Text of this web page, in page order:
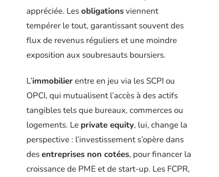
appréciée. Lesobligationsviennent
tempérer le tout, garantissant souvent des
flux de revenus réguliers et une moindre
exposition aux soubresauts boursiers.
L’immobilierentre en jeu via les SCPI ou
OPCI, qui mutualisent l’accès à des actifs
tangibles tels que bureaux, commerces ou
logements. Le private equity, lui, change la
perspective : l’investissement s’opère dans
desentreprises non cotées, pour financer la
croissance de PME et de start-up. Les FCPR,